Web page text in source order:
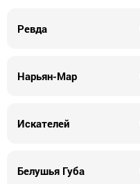
Ревда
Нарьян-Мар
Искателей
Белушья Губа